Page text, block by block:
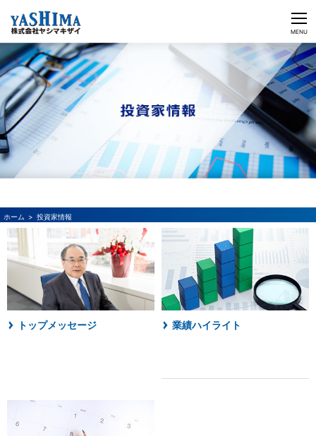
CLOSE
MENU
投資家情報
トップメッセージ 業績ハイライト
ヤシマキザイのチカラ
ビジネス&ソリューション
投資家情報
採用情報
日本語 English
お問い合わせ